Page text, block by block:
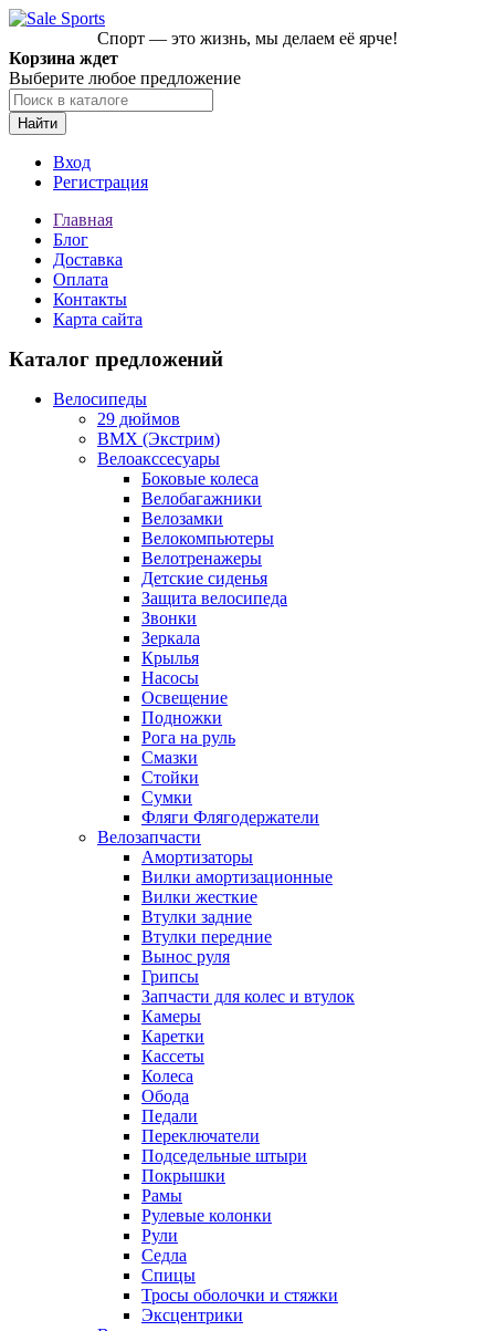
Спорт — это жизнь, мы делаем её ярче!
Корзина ждет
Выберите любое предложение
Найти
Вход
Регистрация
Главная
Блог
Доставка
Оплата
Контакты
Карта сайта
Каталог предложений
Велосипеды
29 дюймов
BMX (Экстрим)
Велоакссесуары
Боковые колеса
Велобагажники
Велозамки
Велокомпьютеры
Велотренажеры
Детские сиденья
Защита велосипеда
Звонки
Зеркала
Крылья
Насосы
Освещение
Подножки
Рога на руль
Смазки
Стойки
Сумки
Фляги Флягодержатели
Велозапчасти
Амортизаторы
Вилки амортизационные
Вилки жесткие
Втулки задние
Втулки передние
Вынос руля
Грипсы
Запчасти для колес и втулок
Камеры
Каретки
Кассеты
Колеса
Обода
Педали
Переключатели
Подседельные штыри
Покрышки
Рамы
Рулевые колонки
Рули
Седла
Спицы
Тросы оболочки и стяжки
Эксцентрики